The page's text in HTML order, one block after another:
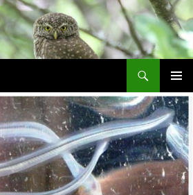
PRIMÄR
MENY